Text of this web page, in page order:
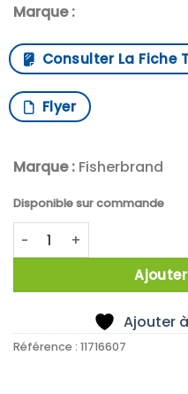
Marque :
Consulter La Fiche
Flyer
Marque : Fisherbrand
Disponible sur commande
quantité de X5 SPATULE
Ajouter
Référence : 11716607